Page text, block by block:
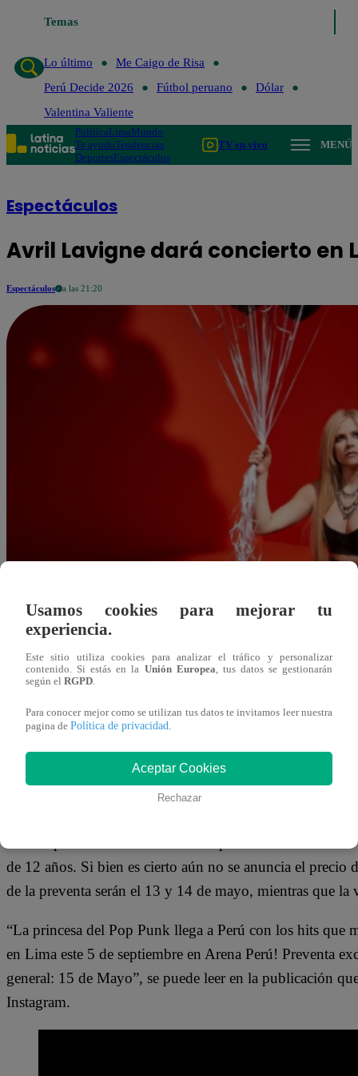
Temas
Lo último
Me Caigo de Risa
Perú Decide 2026
Fútbol peruano
Dólar
Valentina Valiente
PolíticaLimaMundo
Te ayudoTendencias
DeportesEspectáculos
TV en vivo MENÚ
Espectáculos
Avril Lavigne dará concierto en
Espectáculos a las 21:20
Alonso Almonte
Avril Lavigne, conocida popularmente como la
álbum “Love Sux”. La cantante canadiense se
La interprete de temas como “Complicated” o
de 12 años. Si bien es cierto aún no se anuncia el precio
de la preventa serán el 13 y 14 de mayo, mientras que la
“La princesa del Pop Punk llega a Perú con los hits que
en Lima este 5 de septiembre en Arena Perú! Preventa
general: 15 de Mayo”, se puede leer en la publicación
Instagram.
Usamos cookies para mejorar tu
experiencia.
Este sitio utiliza cookies para analizar el tráfico y personalizar
contenido. Si estás en la Unión Europea, tus datos se gestionarán
según el RGPD.
Para conocer mejor como se utilizan tus datos te invitamos leer nuestra
pagina de Política de privacidad.
Aceptar Cookies
Rechazar